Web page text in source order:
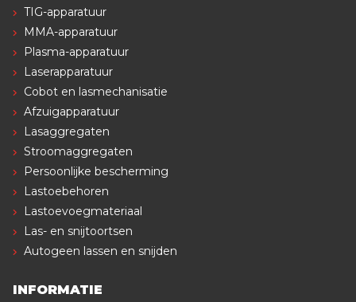
TIG-apparatuur
MMA-apparatuur
Plasma-apparatuur
Laserapparatuur
Cobot en lasmechanisatie
Afzuigapparatuur
Lasaggregaten
Stroomaggregaten
Persoonlijke bescherming
Lastoebehoren
Lastoevoegmateriaal
Las- en snijtoortsen
Autogeen lassen en snijden
INFORMATIE